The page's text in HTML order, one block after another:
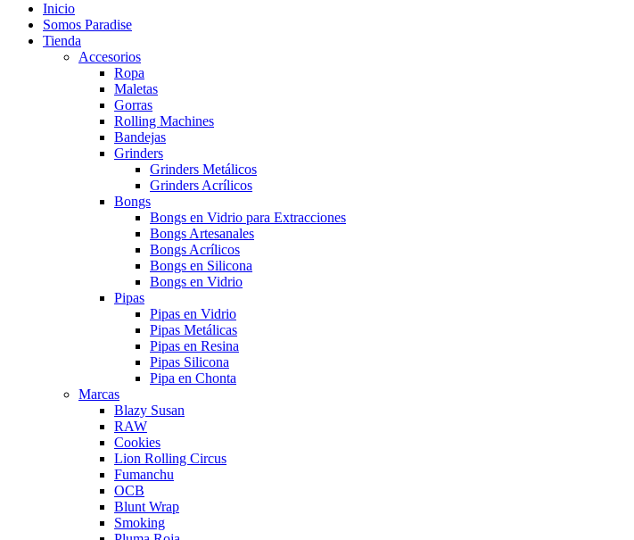
Inicio
Somos Paradise
Tienda
Accesorios
Ropa
Maletas
Gorras
Rolling Machines
Bandejas
Grinders
Grinders Metálicos
Grinders Acrílicos
Bongs
Bongs en Vidrio para Extracciones
Bongs Artesanales
Bongs Acrílicos
Bongs en Silicona
Bongs en Vidrio
Pipas
Pipas en Vidrio
Pipas Metálicas
Pipas en Resina
Pipas Silicona
Pipa en Chonta
Marcas
Blazy Susan
RAW
Cookies
Lion Rolling Circus
Fumanchu
OCB
Blunt Wrap
Smoking